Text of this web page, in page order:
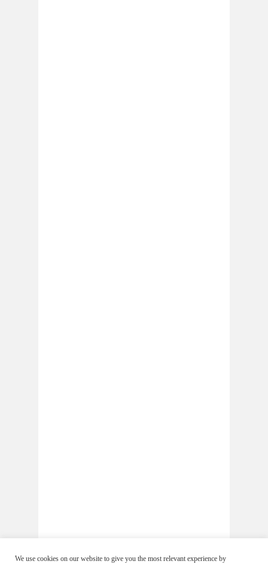
We use cookies on our website to give you the most relevant experience by